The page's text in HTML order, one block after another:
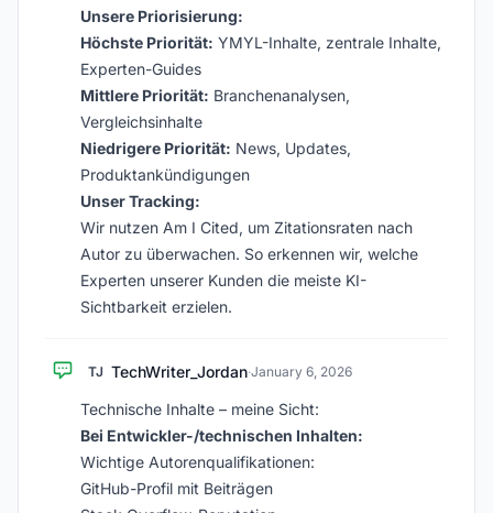
Unsere Priorisierung:
Höchste Priorität: YMYL-Inhalte, zentrale Inhalte,
Experten-Guides
Mittlere Priorität: Branchenanalysen,
Vergleichsinhalte
Niedrigere Priorität: News, Updates,
Produktankündigungen
Unser Tracking:
Wir nutzen Am I Cited, um Zitationsraten nach
Autor zu überwachen. So erkennen wir, welche
Experten unserer Kunden die meiste KI-
Sichtbarkeit erzielen.
TJ TechWriter_Jordan·January 6, 2026
Technische Inhalte – meine Sicht:
Bei Entwickler-/technischen Inhalten:
Wichtige Autorenqualifikationen:
GitHub-Profil mit Beiträgen